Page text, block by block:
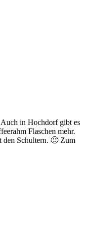
in Hochdorf gibt es
Flaschen mehr.
den Schultern. 🙁 Zum